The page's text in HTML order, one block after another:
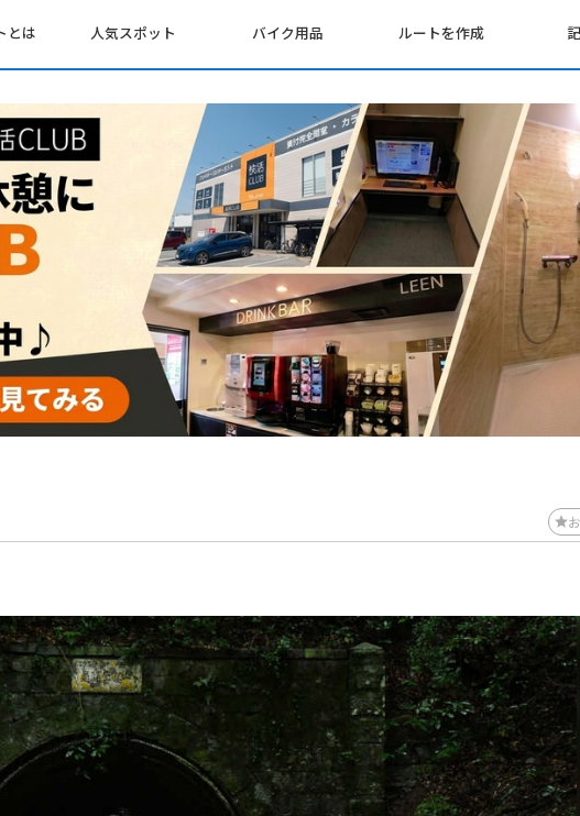
とは 人気スポット バイク用品 ルートを作成